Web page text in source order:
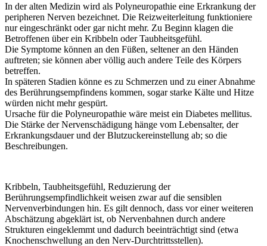
In der alten Medizin wird als Polyneuropathie eine Erkrankung der
peripheren Nerven bezeichnet. Die Reizweiterleitung funktioniere
nur eingeschränkt oder gar nicht mehr. Zu Beginn klagen die
Betroffenen über ein Kribbeln oder Taubheitsgefühl.
Die Symptome können an den Füßen, seltener an den Händen
auftreten; sie können aber völlig auch andere Teile des Körpers
betreffen.
In späteren Stadien könne es zu Schmerzen und zu einer Abnahme
des Berührungsempfindens kommen, sogar starke Kälte und Hitze
würden nicht mehr gespürt.
Ursache für die Polyneuropathie wäre meist ein Diabetes mellitus.
Die Stärke der Nervenschädigung hänge vom Lebensalter, der
Erkrankungsdauer und der Blutzuckereinstellung ab; so die
Beschreibungen.
Kribbeln, Taubheitsgefühl, Reduzierung der
Berührungsempfindlichkeit weisen zwar auf die sensiblen
Nervenverbindungen hin. Es gilt dennoch, dass vor einer weiteren
Abschätzung abgeklärt ist, ob Nervenbahnen durch andere
Strukturen eingeklemmt und dadurch beeinträchtigt sind (etwa
Knochenschwellung an den Nerv-Durchtrittsstellen).